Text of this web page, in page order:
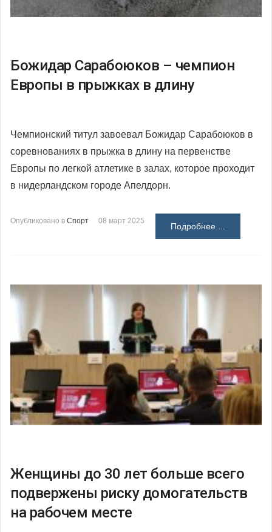
Божидар Сарабоюков – чемпион
Европы в прыжках в длину
Чемпионский титул завоевал Божидар Сарабоюков в
соревнованиях в прыжка в длину на первенстве
Европы по легкой атлетике в залах, которое проходит
в нидерландском городе Апелдорн.
Опубликовано в Спорт 08 март 2025
Подробнее ...
Женщины до 30 лет больше всего
подвержены риску домогательств
на рабочем месте